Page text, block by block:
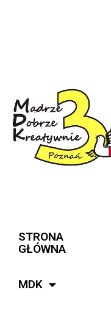
STRONA
GŁÓWNA
MDK